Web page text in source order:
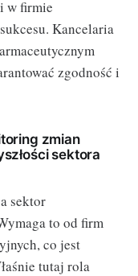
w firmie
Kancelaria
zgodność i
zmian
sektora
sektor
to od firm
co jest
tutaj rola